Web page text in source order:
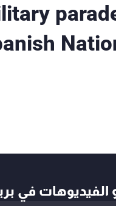
و الفيديوهات في